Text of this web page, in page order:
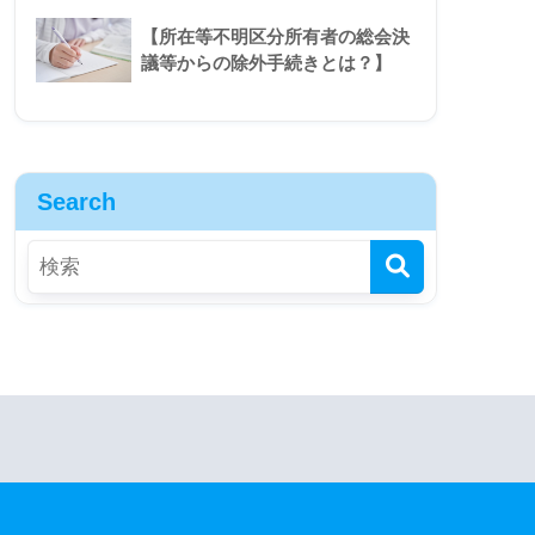
【所在等不明区分所有者の総会決
議等からの除外手続きとは？】
Search